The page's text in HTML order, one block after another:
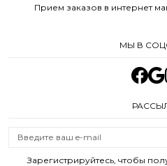
Прием заказов в интернет
МЫ В
Зарегистрируйтесь, чтобы